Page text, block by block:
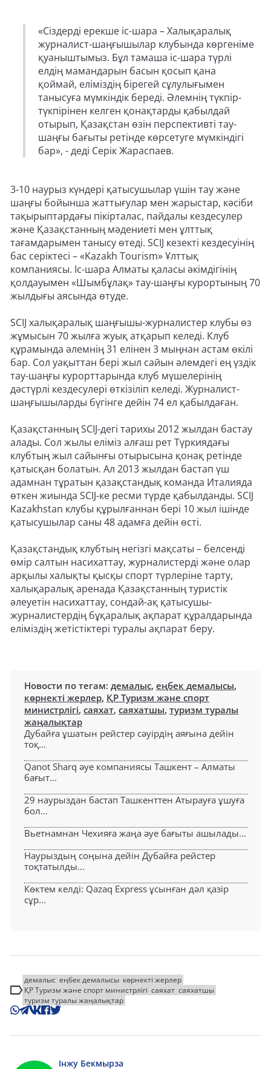
«Сіздерді ерекше іс-шара – Халықаралық
журналист-шаңғышылар клубында көргеніме
қуаныштымыз. Бұл тамаша іс-шара түрлі
елдің мамандарын басын қосып қана
қоймай, еліміздің бірегей сұлулығымен
танысуға мүмкіндік береді. Әлемнің түкпір-
түкпірінен келген қонақтарды қабылдай
отырып, Қазақстан өзін перспективті тау-
шаңғы бағыты ретінде көрсетуге мүмкіндігі
бар», - деді Серік Жараспаев.
3-10 наурыз күндері қатысушылар үшін тау және
шаңғы бойынша жаттығулар мен жарыстар, кәсіби
тақырыптардағы пікірталас, пайдалы кездесулер
және Қазақстанның мәдениеті мен ұлттық
тағамдарымен танысу өтеді. SCIJ кезекті кездесуінің
бас серіктесі – «Kazakh Tourism» Ұлттық
компаниясы. Іс-шара Алматы қаласы әкімдігінің
қолдауымен «Шымбұлақ» тау-шаңғы курортының 70
жылдығы аясында өтуде.
SCIJ халықаралық шаңғышы-журналистер клубы өз
жұмысын 70 жылға жуық атқарып келеді. Клуб
құрамында әлемнің 31 елінен 3 мыңнан астам өкілі
бар. Сол уақыттан бері жыл сайын әлемдегі ең үздік
тау-шаңғы курорттарында клуб мүшелерінің
дәстүрлі кездесулері өткізіліп келеді. Журналист-
шаңғышыларды бүгінге дейін 74 ел қабылдаған.
Қазақстанның SCIJ-дегі тарихы 2012 жылдан бастау
алады. Сол жылы еліміз алғаш рет Түркиядағы
клубтың жыл сайынғы отырысына қонақ ретінде
қатысқан болатын. Ал 2013 жылдан бастап үш
адамнан тұратын қазақстандық команда Италияда
өткен жиында SCIJ-ке ресми түрде қабылданды. SCIJ
Kazakhstan клубы құрылғаннан бері 10 жыл ішінде
қатысушылар саны 48 адамға дейін өсті.
Қазақстандық клубтың негізгі мақсаты – белсенді
өмір салтын насихаттау, журналистерді және олар
арқылы халықты қысқы спорт түрлеріне тарту,
халықаралық аренада Қазақстанның туристік
әлеуетін насихаттау, сондай-ақ қатысушы-
журналистердің бұқаралық ақпарат құралдарында
еліміздің жетістіктері туралы ақпарат беру.
Новости по тегам: демалыс, еңбек демалысы,
көрнекті жерлер, ҚР Туризм және спорт
министрлігі, саяхат, саяхатшы, туризм туралы
жаңалықтар
Дубайға ұшатын рейстер сәуірдің аяғына дейін
тоқ...
Qanot Sharq әуе компаниясы Ташкент – Алматы
бағыт...
29 наурыздан бастап Ташкенттен Атырауға ұшуға
бол...
Вьетнамнан Чехияға жаңа әуе бағыты ашылады...
Наурыздың соңына дейін Дубайға рейстер
тоқтатылды...
Көктем келді: Qazaq Express ұсынған дәл қазір
сұр...
демалыс еңбек демалысы көрнекті жерлер
ҚР Туризм және спорт министрлігі саяхат саяхатшы
туризм туралы жаңалықтар
Інжу Бекмырза